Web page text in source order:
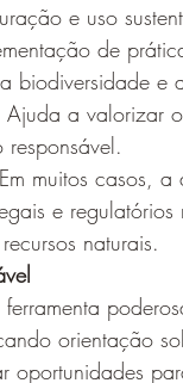
e uso
de
e
Ajuda a valorizar
Em muitos casos,
e
naturais.
orientação